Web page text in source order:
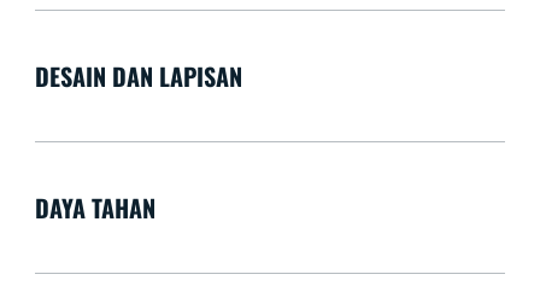
DESAIN DAN LAPISAN
DAYA TAHAN